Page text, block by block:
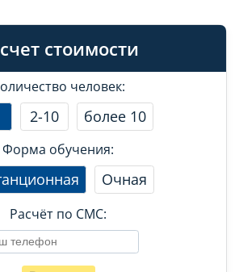
стоимости
человек:
2-10 более 10
Форма обучения:
Очная
Расчёт по СМС: